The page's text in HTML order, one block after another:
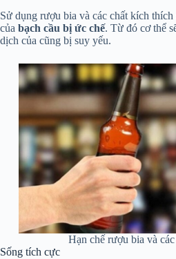
Sử dụng rượu bia và các chất kích
của bạch cầu bị ức chế. Từ đó cơ thể
dịch của cũng bị suy yếu.
Hạn chế rượu bia và
Sống tích cực